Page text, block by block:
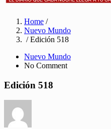
Home /
Nuevo Mundo
/ Edición 518
Nuevo Mundo
No Comment
Edición 518